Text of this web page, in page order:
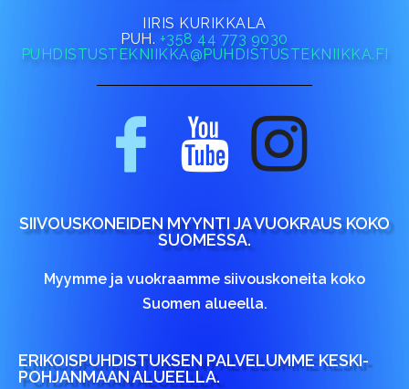
IIRIS KURIKKALA
PUH. +358 44 773 9030
PUHDISTUSTEKNIIKKA@PUHDISTUSTEKNIIKKA.FI
SIIVOUSKONEIDEN MYYNTI JA VUOKRAUS KOKO
SUOMESSA.
Myymme ja vuokraamme siivouskoneita koko
Suomen alueella.
ERIKOISPUHDISTUKSEN PALVELUMME KESKI-
POHJANMAAN ALUEELLA.